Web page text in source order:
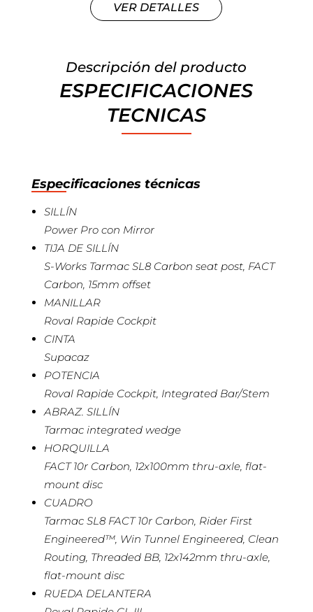
VER DETALLES
Descripción del producto
ESPECIFICACIONES
TECNICAS
Especificaciones técnicas
SILLÍN
Power Pro con Mirror
TIJA DE SILLÍN
S-Works Tarmac SL8 Carbon seat post, FACT
Carbon, 15mm offset
MANILLAR
Roval Rapide Cockpit
CINTA
Supacaz
POTENCIA
Roval Rapide Cockpit, Integrated Bar/Stem
ABRAZ. SILLÍN
Tarmac integrated wedge
HORQUILLA
FACT 10r Carbon, 12x100mm thru-axle, flat-
mount disc
CUADRO
Tarmac SL8 FACT 10r Carbon, Rider First
Engineered™, Win Tunnel Engineered, Clean
Routing, Threaded BB, 12x142mm thru-axle,
flat-mount disc
RUEDA DELANTERA